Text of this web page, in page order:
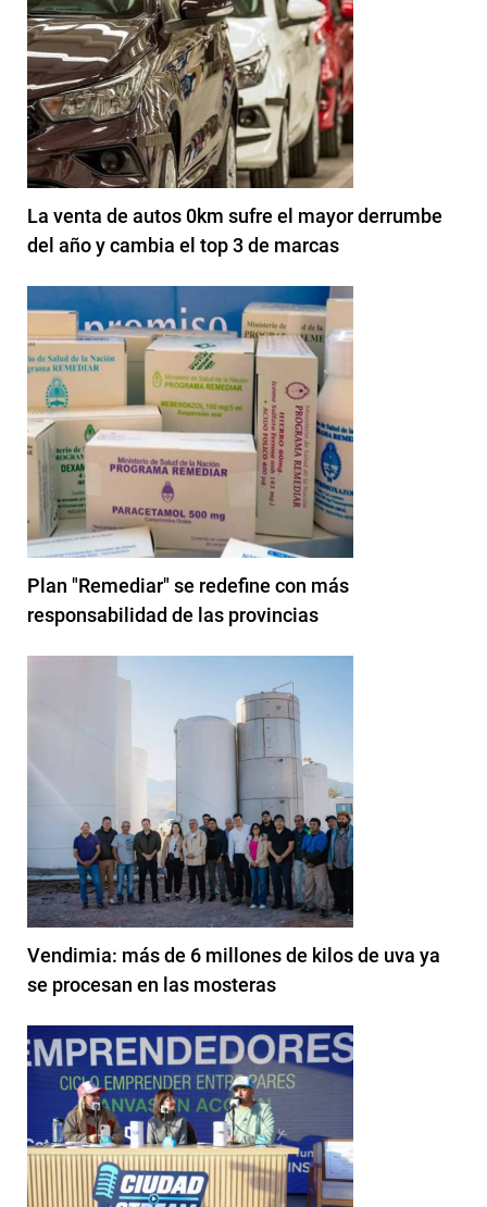
La venta de autos 0km sufre el mayor derrumbe
del año y cambia el top 3 de marcas
Plan "Remediar" se redefine con más
responsabilidad de las provincias
Vendimia: más de 6 millones de kilos de uva ya
se procesan en las mosteras